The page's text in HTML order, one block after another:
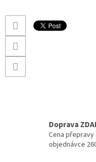
Doprava
Cena přepravy
objednávce